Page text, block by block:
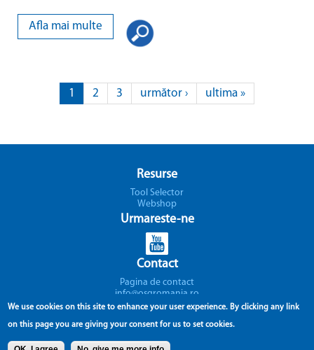
Afla mai multe
1 2 3 următor › ultima »
Resurse
Tool Selector
Webshop
Urmareste-ne
Contact
Pagina de contact
info@osgromania.ro
Suport
Soseaua Bucuresti-Magurele , No. 25 C
We use cookies on this site to enhance your user experience. By clicking any link
on this page you are giving your consent for us to set cookies.